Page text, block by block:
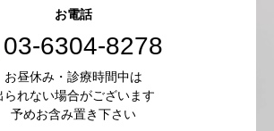
お電話
03-6304-8278
お昼休み・診療時間中は
られない場合がございます
予めお含み置き下さい